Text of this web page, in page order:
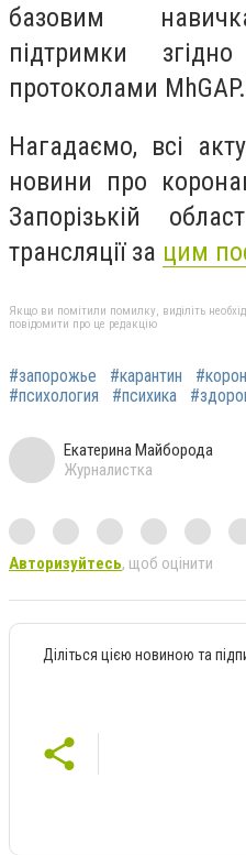
базовим
підтримки
протоколами MhGAP.
Нагадаємо, всі
новини про
Запорізькій
трансляції за цим
Якщо ви помітили помилку, виділіть
повідомити про це редакцію
#запорожье #карантин
#психология
#психика
Екатерина Майборода
Журналистка
Авторизуйтесь, щоб оцінити
Діліться цією новиною та